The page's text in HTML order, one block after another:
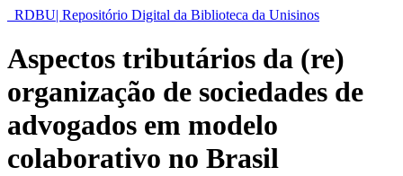
RDBU| Repositório Digital da Biblioteca da Unisinos
Aspectos tributários da (re)
organização de sociedades de
advogados em modelo
colaborativo no Brasil